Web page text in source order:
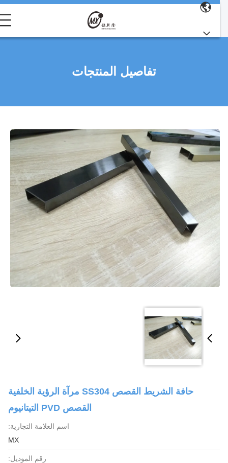
تفاصيل المنتجات
حافة الشريط القصص SS304 مرآة الرؤية الخلفية
القصص PVD التيتانيوم
اسم العلامة التجارية:
MX
رقم الموديل: